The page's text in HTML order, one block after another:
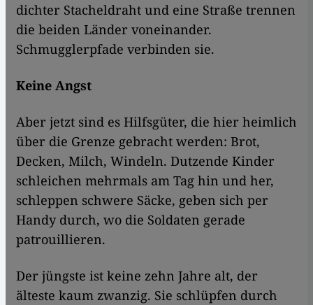
dichter Stacheldraht und eine Straße trennen
die beiden Länder voneinander.
Schmugglerpfade verbinden sie.
Keine Angst
Aber jetzt sind es Hilfsgüter, die hier heimlich
über die Grenze gebracht werden: Brot,
Decken, Milch, Windeln. Dutzende Kinder
schleichen mehrmals am Tag hin und her,
schleppen schwere Säcke, geben sich per
Handy durch, wo die Soldaten gerade
patrouillieren.
Der jüngste ist keine zehn Jahre alt, der
älteste kaum zwanzig. Sie schlüpfen durch